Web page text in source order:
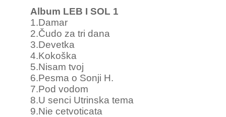
Album LEB I SOL 1
1.Damar
2.Čudo za tri dana
3.Devetka
4.Kokoška
5.Nisam tvoj
6.Pesma o Sonji H.
7.Pod vodom
8.U senci Utrinska tema
9.Nie cetvoticata